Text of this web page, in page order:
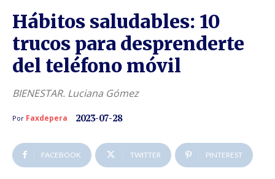
Hábitos saludables: 10
trucos para desprenderte
del teléfono móvil
BIENESTAR. Luciana Gómez
Por Faxdepera 2023-07-28
FACEBOOK TWITTER PINTEREST